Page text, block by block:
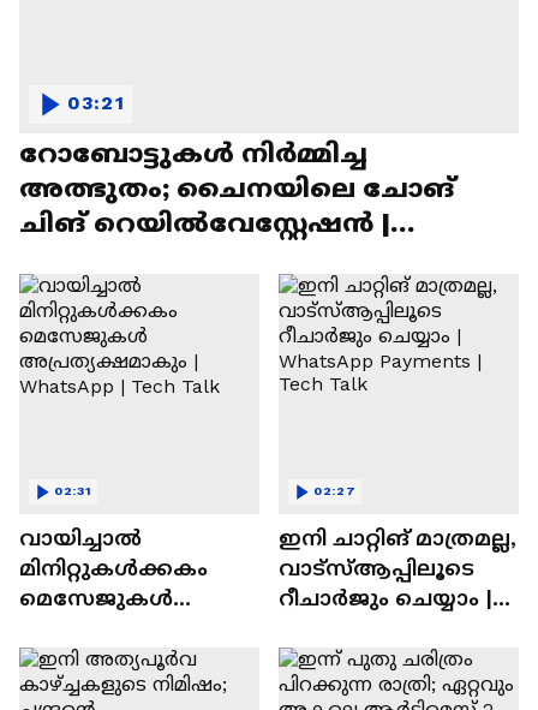
റോബോട്ടുകൾ നിർമ്മിച്ച
അത്ഭുതം; ചൈനയിലെ ചോങ്
ചിങ് റെയിൽവേസ്റ്റേഷൻ |
03:21
വായിച്ചാൽ
മിനിറ്റുകൾക്കകം
മെസേജുകള്‍
WhatsApp | Tech Talk
02:31
ഇനി ചാറ്റിങ് മാത്രമല്ല,
വാട്‌സ്‌ആപ്പിലൂടെ
റീചാർജും ചെയ്യാം |
Tech Talk
02:27